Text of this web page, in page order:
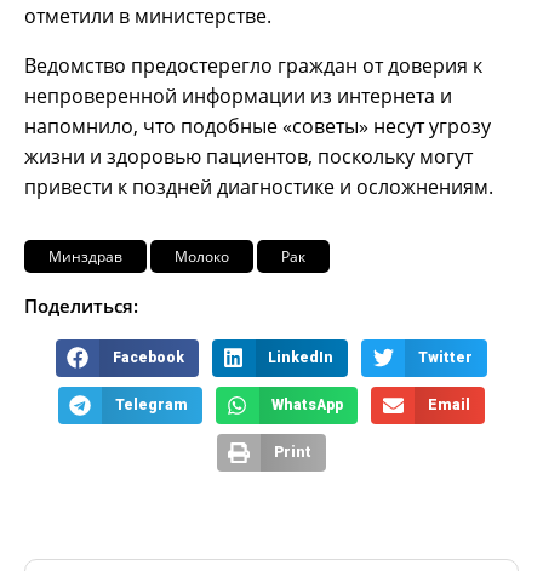
отметили в министерстве.
Ведомство предостерегло граждан от доверия к
непроверенной информации из интернета и
напомнило, что подобные «советы» несут угрозу
жизни и здоровью пациентов, поскольку могут
привести к поздней диагностике и осложнениям.
Минздрав Молоко Рак
Поделиться:
Facebook LinkedIn Twitter
Telegram WhatsApp Email
Print